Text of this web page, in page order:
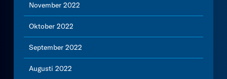
November 2022
Oktober 2022
September 2022
Augusti 2022